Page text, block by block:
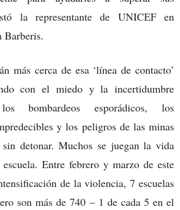
la representante de UNICEF en
Barberis.
más cerca de esa ‘línea de contacto’
con el miedo y la incertidumbre
bombardeos esporádicos, los
y los peligros de las minas
detonar. Muchos se juegan la vida
Entre febrero y marzo de este
de la violencia, 7 escuelas
son más de 740 – 1 de cada 5 en el